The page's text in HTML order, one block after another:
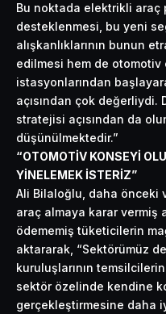
Bu noktada elektrikli araç
desteklenmesi, bu yeni
alışkanlıklarının bunun
edilmesi hem de
istasyonlarından
açısından çok değerliydi.
stratejisi açısından da
düşünülmektedir.”
“OTOMOTİV KONSEYİ
YİNELEMEK İSTERİZ”
Ali Bilaloğlu, daha önceki
araç almaya karar vermiş
ödememiş tüketicilerin
aktararak, “Sektörümüz
kuruluşlarının
sektör özelinde kendine
gerçekleştirmesine daha